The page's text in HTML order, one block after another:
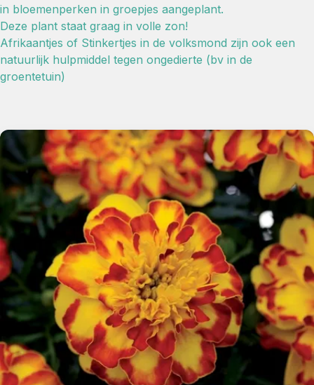
in bloemenperken in groepjes aangeplant.
Deze plant staat graag in volle zon!
Afrikaantjes of Stinkertjes in de volksmond zijn ook een
natuurlijk hulpmiddel tegen ongedierte (bv in de
groentetuin)